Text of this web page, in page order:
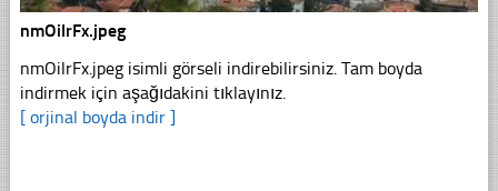
nmOilrFx.jpeg
nmOilrFx.jpeg isimli görseli indirebilirsiniz. Tam boyda
indirmek için aşağıdakini tıklayınız.
[ orjinal boyda indir ]